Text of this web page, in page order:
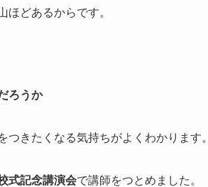
ほどあるからです。
ろうか
きたくなる気持ちがよくわかります。
式記念講演会で講師をつとめました。